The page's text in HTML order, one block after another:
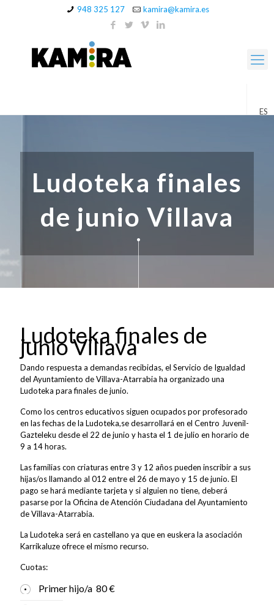
948 325 127 kamira@kamira.es
ES
Ludoteka finales
de junio Villava
Ludoteka finales de
junio Villava
Dando respuesta a demandas recibidas, el Servicio de Igualdad
del Ayuntamiento de Villava-Atarrabia ha organizado una
Ludoteka para finales de junio.
Como los centros educativos siguen ocupados por profesorado
en las fechas de la Ludoteka,se desarrollará en el Centro Juvenil-
Gazteleku desde el 22 de junio y hasta el 1 de julio en horario de
9 a 14 horas.
Las familias con criaturas entre 3 y 12 años pueden inscribir a sus
hijas/os llamando al 012 entre el 26 de mayo y 15 de junio. El
pago se hará mediante tarjeta y si alguien no tiene, deberá
pasarse por la Oficina de Atención Ciudadana del Ayuntamiento
de Villava-Atarrabia.
La Ludoteka será en castellano ya que en euskera la asociación
Karrikaluze ofrece el mismo recurso.
Cuotas:
Primer hijo/a 80 €